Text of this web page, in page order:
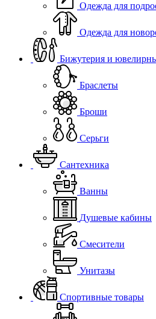
Одежда для
Одежда для
Бижутерия и
Браслеты
Броши
Серьги
Сантехника
Ванны
Душевые кабины
Смесители
Унитазы
Спортивные товары